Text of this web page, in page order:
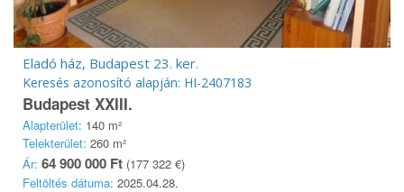
Eladó ház, Budapest 23. ker.
Keresés azonosító alapján: HI-2407183
Budapest XXIII.
Alapterület: 140 m²
Telekterület: 260 m²
Ár: 64 900 000 Ft (177 322 €)
Feltöltés dátuma: 2025.04.28.